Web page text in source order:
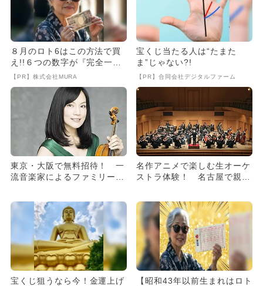
８月のロト6はこの方法で買
え!!６つの数字が『完全一
致』する方法
【PR】株式会社MURA
宝くじ当たる人は“たまた
ま”じゃない?!
【PR】合同会社デジタルファーム
東京・大阪で無料招待！ 一
流音楽家によるファミリーコ
名作アニメで楽しむ生オーケ
ストラ体験！ 名古屋で親子
宝くじ狙うなら今！金運上げ
【昭和43年以前生まれはロト